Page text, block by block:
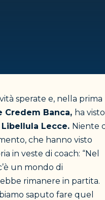
sperate e, nella prima
Credem Banca, ha
Lecce. Niente
che hanno visto
in veste di coach: “Nel
un mondo di
rimanere in partita.
saputo fare quel